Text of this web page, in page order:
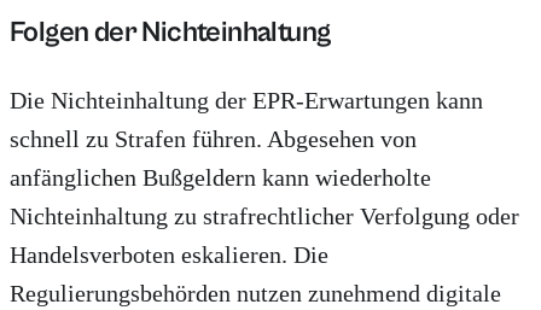
Folgen der Nichteinhaltung
Die Nichteinhaltung der EPR-Erwartungen kann
schnell zu Strafen führen. Abgesehen von
anfänglichen Bußgeldern kann wiederholte
Nichteinhaltung zu strafrechtlicher Verfolgung oder
Handelsverboten eskalieren. Die
Regulierungsbehörden nutzen zunehmend digitale